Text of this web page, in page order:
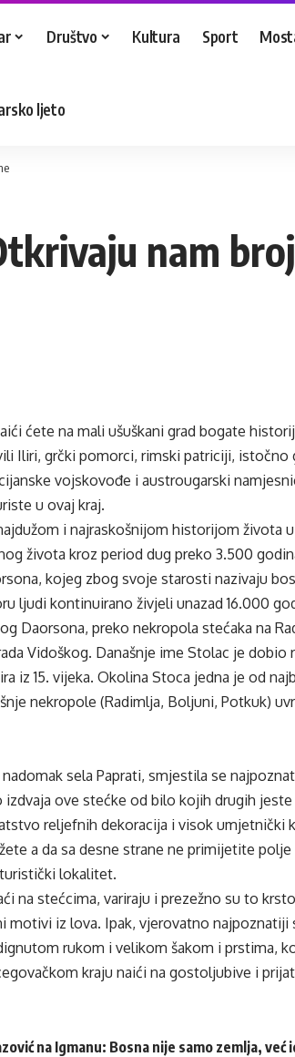
Društvo Kultura Sport
ljeto
nam
ćete na mali ušuškani grad bogate
Iliri, grčki pomorci, rimski patriciji, istočno
vojskovođe i austrougarski
u ovaj kraj.
i najraskošnijom historijom života
života kroz period dug preko 3.500
kojeg zbog svoje starosti nazivaju
ljudi kontinuirano živjeli unazad 16.000
Daorsona, preko nekropola stećaka na
Vidoškog. Današnje ime Stolac je dobio
iz 15. vijeka. Okolina Stoca jedna je od
nekropole (Radimlja, Boljuni, Potkuk)
sela Paprati, smjestila se
ove stećke od bilo kojih drugih
reljefnih dekoracija i visok umjetnički
a da sa desne strane ne primijetite
lokalitet.
na stećcima, variraju i prezežno su to
motivi iz lova. Ipak, vjerovatno najpoznatiji
rukom i velikom šakom i prstima,
kraju naići na gostoljubive i
na Igmanu: Bosna nije samo zemlja, već